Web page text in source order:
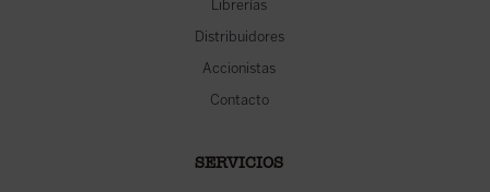
Librerías
Distribuidores
Accionistas
Contacto
SERVICIOS